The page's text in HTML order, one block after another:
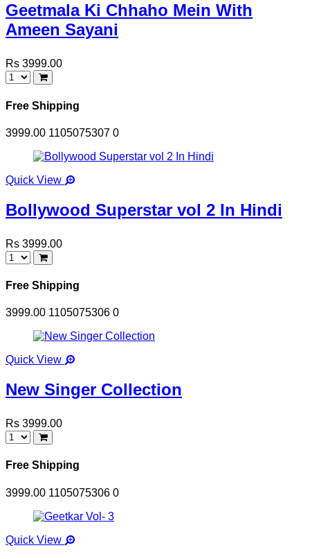
Geetmala Ki Chhaho Mein With
Ameen Sayani
Rs 3999.00
Free Shipping
3999.00 1105075307 0
Quick View
Bollywood Superstar vol 2 In Hindi
Rs 3999.00
Free Shipping
3999.00 1105075306 0
Quick View
New Singer Collection
Rs 3999.00
Free Shipping
3999.00 1105075306 0
Quick View